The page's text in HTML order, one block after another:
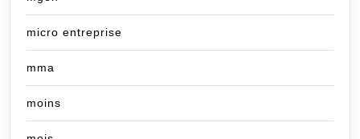
micro entreprise
mma
moins